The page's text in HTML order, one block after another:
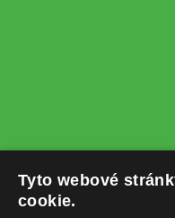
Tyto webové
cookie.